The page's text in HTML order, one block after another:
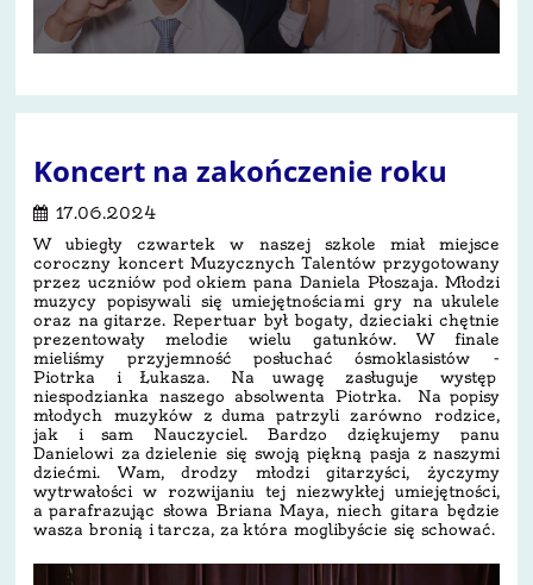
Koncert na zakończenie roku
17.06.2024
W ubiegły czwartek w naszej szkole miał miejsce
coroczny koncert Muzycznych Talentów przygotowany
przez uczniów pod okiem pana Daniela Płoszaja. Młodzi
muzycy popisywali się umiejętnościami gry na ukulele
oraz na gitarze. Repertuar był bogaty, dzieciaki chętnie
prezentowały melodie wielu gatunków. W finale
mieliśmy przyjemność posłuchać ósmoklasistów -
Piotrka i Łukasza. Na uwagę zasługuje występ
niespodzianka naszego absolwenta Piotrka. Na popisy
młodych muzyków z duma patrzyli zarówno rodzice,
jak i sam Nauczyciel. Bardzo dziękujemy panu
Danielowi za dzielenie się swoją piękną pasja z naszymi
dziećmi. Wam, drodzy młodzi gitarzyści, życzymy
wytrwałości w rozwijaniu tej niezwykłej umiejętności,
a parafrazując słowa Briana Maya, niech gitara będzie
wasza bronią i tarcza, za która moglibyście się schować.